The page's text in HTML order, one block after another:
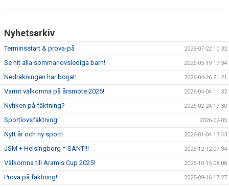
Nyhetsarkiv
Terminsstart & prova-på 2026-07-22 10:32
Se hit alla sommarlovslediga barn! 2026-05-19 17:34
Nedräkningen har börjat! 2026-04-26 21:21
Varmt välkomna på årsmöte 2026! 2026-04-04 11:32
Nyfiken på fäktning? 2026-02-24 17:30
Sportlovsfäktning! 2026-02-05
Nytt år och ny sport! 2026-01-04 13:43
JSM + Helsingborg = SANT!!! 2025-12-12 07:34
Välkomna till Aramis Cup 2025! 2025-10-15 08:08
Prova på fäktning! 2025-09-16 17:27